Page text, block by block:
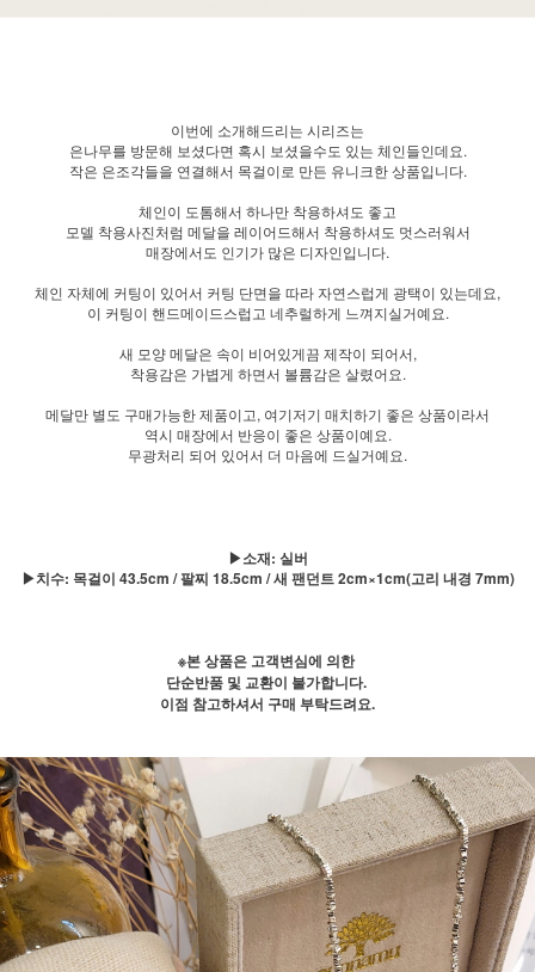
이번에 소개해드리는 시리즈는
은나무를 방문해 보셨다면 혹시 보셨을수도 있는 체인들인데요.
작은 은조각들을 연결해서 목걸이로 만든 유니크한 상품입니다.
체인이 도톰해서 하나만 착용하셔도 좋고
모델 착용사진처럼 메달을 레이어드해서 착용하셔도 멋스러워서
매장에서도 인기가 많은 디자인입니다.
체인 자체에 커팅이 있어서 커팅 단면을 따라 자연스럽게 광택이 있는데요,
이 커팅이 핸드메이드스럽고 네추럴하게 느껴지실거예요.
새 모양 메달은 속이 비어있게끔 제작이 되어서,
착용감은 가볍게 하면서 볼륨감은 살렸어요.
메달만 별도 구매가능한 제품이고, 여기저기 매치하기 좋은 상품이라서
역시 매장에서 반응이 좋은 상품이예요.
무광처리 되어 있어서 더 마음에 드실거예요.
▶소재: 실버
▶치수: 목걸이 43.5cm / 팔찌 18.5cm / 새 팬던트 2cm×1cm(고리 내경 7mm)
※본 상품은 고객변심에 의한
단순반품 및 교환이 불가합니다.
이점 참고하셔서 구매 부탁드려요.